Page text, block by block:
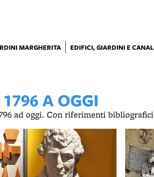
MARGHERITA EDIFICI, GIARDINI E
A OGGI
ad oggi. Con riferimenti